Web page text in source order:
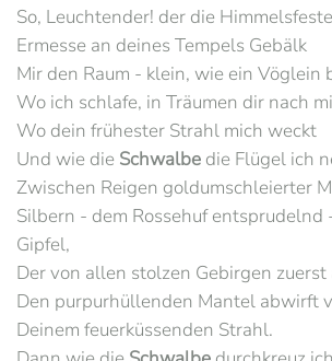
So, Leuchtender! der die
Ermesse an deines Tempels Gebälk
Mir den Raum - klein, wie ein Vöglein
Wo ich schlafe, in Träumen dir nach
Wo dein frühester Strahl mich weckt
Und wie die Schwalbe die Flügel ich
Zwischen Reigen goldumschleierter
Silbern - dem Rossehuf entsprudelnd
Gipfel,
Der von allen stolzen Gebirgen zuerst
Den purpurhüllenden Mantel abwirft
Deinem feuerküssenden Strahl.